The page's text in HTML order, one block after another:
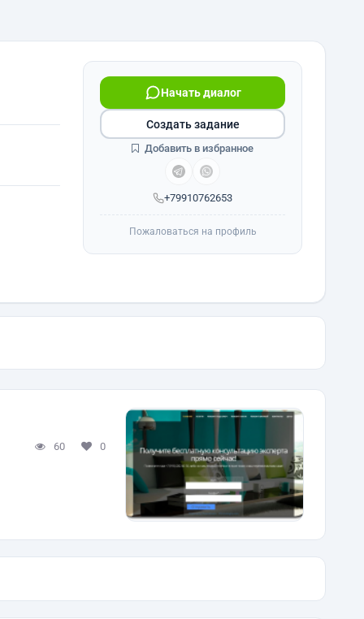
+79910762653
Начать диалог
Создать задание
Добавить в избранное
Пожаловаться на профиль
60 0